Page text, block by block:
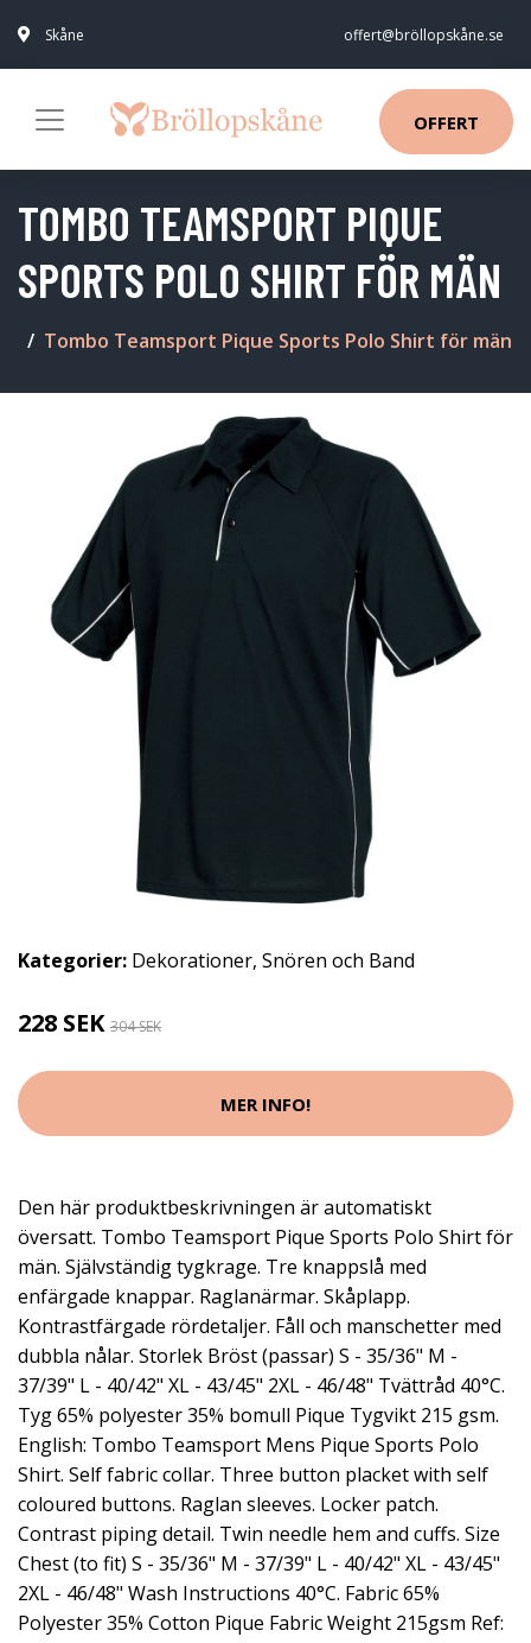
Skåne offert@bröllopskåne.se
OFFERT
TOMBO TEAMSPORT PIQUE
SPORTS POLO SHIRT FÖR MÄN
Tombo Teamsport Pique Sports Polo Shirt för män
Kategorier: Dekorationer, Snören och Band
228 SEK 304 SEK
MER INFO!
Den här produktbeskrivningen är automatiskt
översatt. Tombo Teamsport Pique Sports Polo Shirt för
män. Självständig tygkrage. Tre knappslå med
enfärgade knappar. Raglanärmar. Skåplapp.
Kontrastfärgade rördetaljer. Fåll och manschetter med
dubbla nålar. Storlek Bröst (passar) S - 35/36" M -
37/39" L - 40/42" XL - 43/45" 2XL - 46/48" Tvättråd 40°C.
Tyg 65% polyester 35% bomull Pique Tygvikt 215 gsm.
English: Tombo Teamsport Mens Pique Sports Polo
Shirt. Self fabric collar. Three button placket with self
coloured buttons. Raglan sleeves. Locker patch.
Contrast piping detail. Twin needle hem and cuffs. Size
Chest (to fit) S - 35/36" M - 37/39" L - 40/42" XL - 43/45"
2XL - 46/48" Wash Instructions 40°C. Fabric 65%
Polyester 35% Cotton Pique Fabric Weight 215gsm Ref: